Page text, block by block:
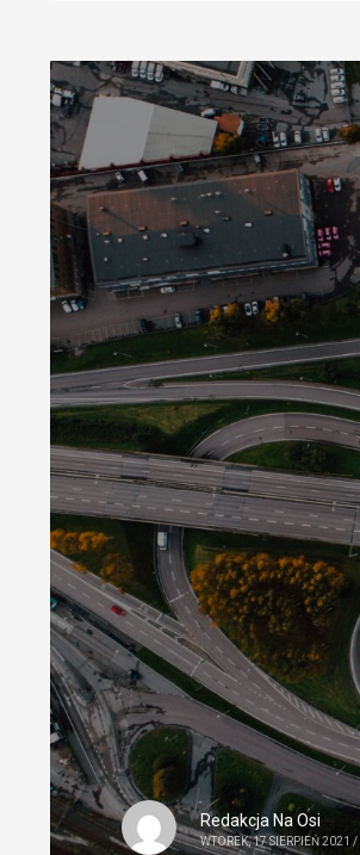
Redakcja Na Osi
WTOREK, 17 SIERPIEŃ 2021 /